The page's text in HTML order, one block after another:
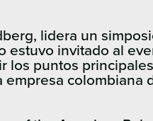
lidera un
invitado al
los puntos
colombiana